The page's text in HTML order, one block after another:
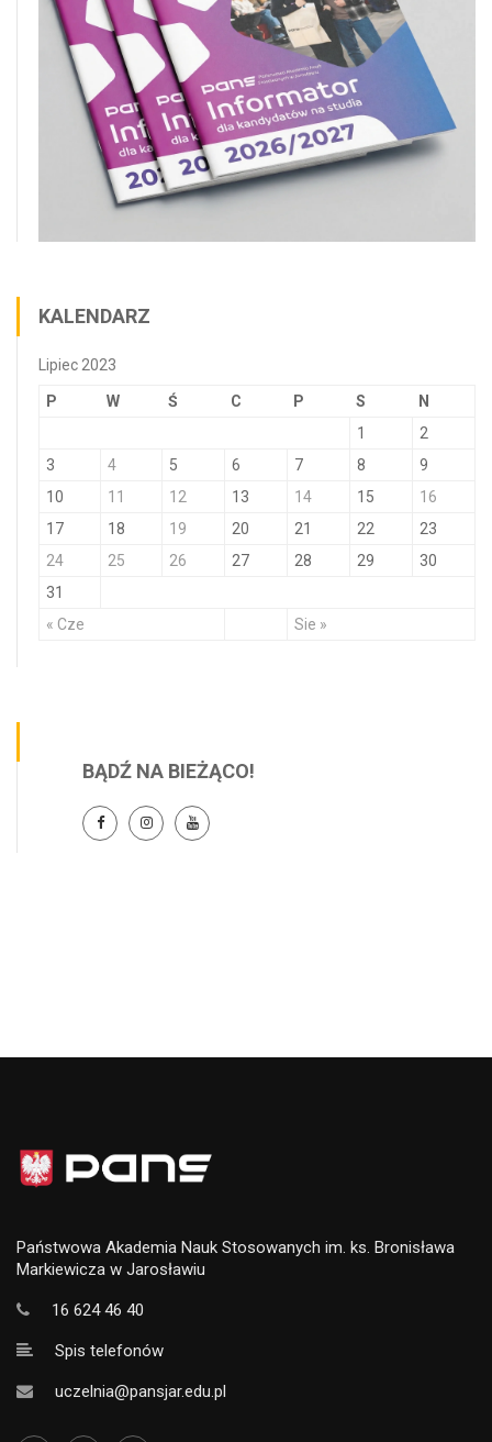
KALENDARZ
Lipiec 2023
P W Ś C P S N
« Cze Sie »
1
2
3
4 5 6 7 8
9
10
11 12 13 14 15
16
17
18 19 20 21 22
23
24
25 26 27 28 29
30
31
BĄDŹ NA BIEŻĄCO!
Państwowa Akademia Nauk Stosowanych im. ks. Bronisława
Markiewicza w Jarosławiu
16 624 46 40
Spis telefonów
uczelnia@pansjar.edu.pl